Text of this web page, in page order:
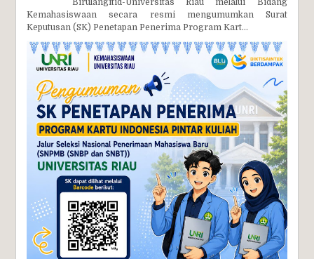
Birulangitid-Universitas Riau melalui Bidang
Kemahasiswaan secara resmi mengumumkan Surat
Keputusan (SK) Penetapan Penerima Program Kart...